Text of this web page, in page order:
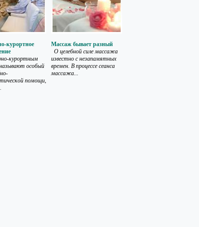
курортное
курортным
особый
помощи,
Массаж бывает разный
О целебной силе массажа
известно с незапамятных
времен. В процессе сеанса
массажа...